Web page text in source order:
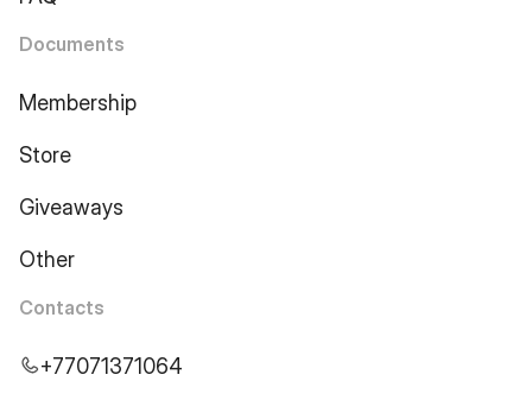
Documents
Membership
Store
Giveaways
Other
Contacts
+77071371064